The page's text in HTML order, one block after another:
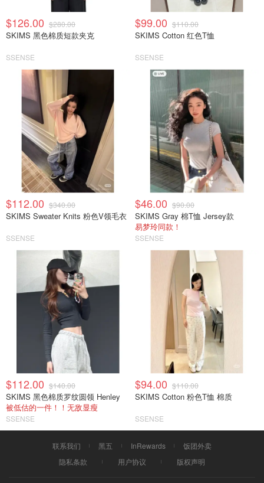
$126.00 $280.00
SKIMS 黑色棉质短款夹克
SSENSE
$99.00 $110.00
SKIMS Cotton 红色T恤
SSENSE
$112.00 $340.00
SKIMS Sweater Knits 粉色V领毛衣
SSENSE
$46.00 $90.00
SKIMS Gray 棉T恤 Jersey款
易梦玲同款！
SSENSE
$112.00 $140.00
SKIMS 黑色棉质罗纹圆领 Henley
被低估的一件！！无敌显瘦
SSENSE
$94.00 $110.00
SKIMS Cotton 粉色T恤 棉质
SSENSE
联系我们 黑五 InRewards
饭团外卖
隐私条款
用户协议 版权声明